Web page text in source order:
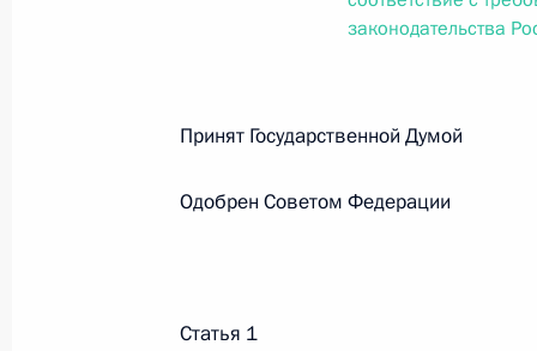
О внесении изменений в Федеральный
Федеральный закон от
26 июля 2026 года
законодательства
Принят Государственной
Одобрен Советом
Статья 1